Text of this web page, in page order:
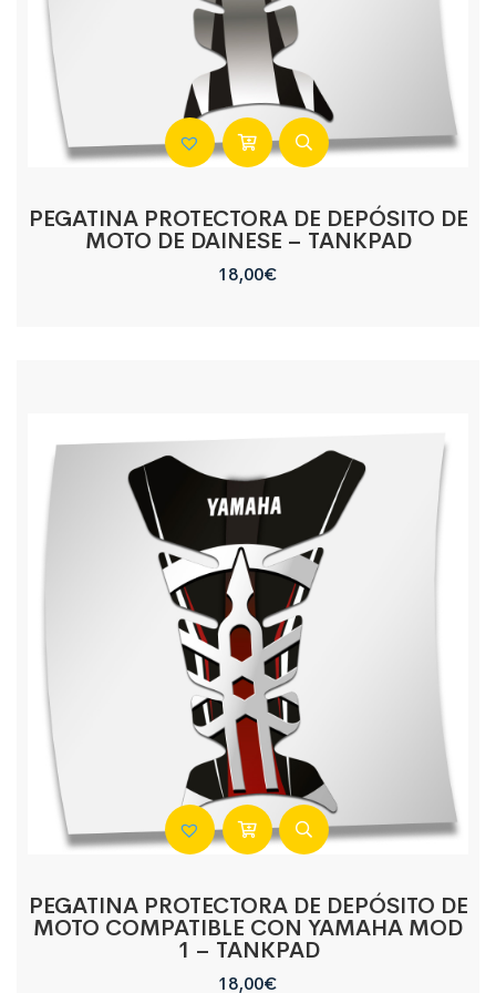
PEGATINA PROTECTORA DE DEPÓSITO DE
MOTO DE DAINESE – TANKPAD
18,00€
PEGATINA PROTECTORA DE DEPÓSITO DE
MOTO COMPATIBLE CON YAMAHA MOD
1 – TANKPAD
18,00€